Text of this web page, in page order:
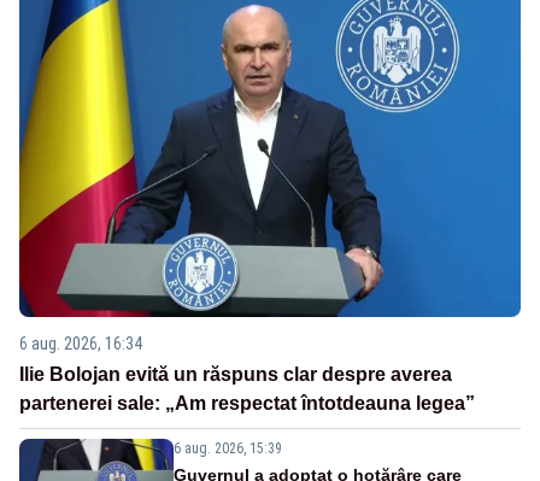
6 aug. 2026, 16:34
Ilie Bolojan evită un răspuns clar despre averea
partenerei sale: „Am respectat întotdeauna legea”
6 aug. 2026, 15:39
Guvernul a adoptat o hotărâre care